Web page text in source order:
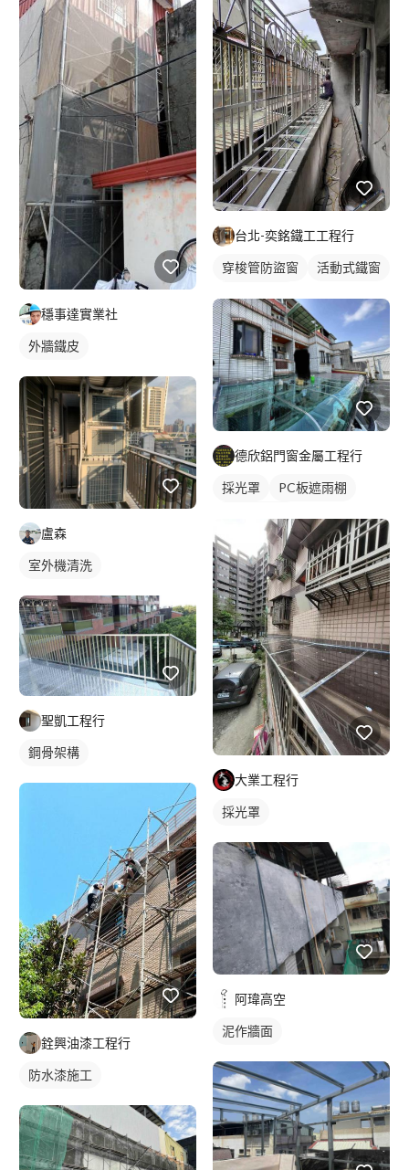
穩事達實業社
外牆鐵皮
盧森
室外機清洗
聖凱工程行
鋼骨架構
銓興油漆工程行
防水漆施工
台北-奕銘鐵工工程行
穿梭管防盜窗
活動式鐵窗
德欣鋁門窗金屬工程行
採光罩
PC板遮雨棚
大業工程行
採光罩
阿瑋高空
泥作牆面